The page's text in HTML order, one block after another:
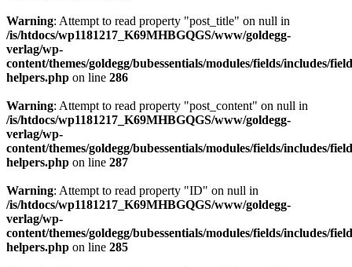
Warning: Attempt to read property "post_title" on null in
/is/htdocs/wp1181217_K69MHBGQGS/www/goldegg-
verlag/wp-
content/themes/goldegg/bubessentials/modules/fields/includes/
helpers.php on line 286
Warning: Attempt to read property "post_content" on null in
/is/htdocs/wp1181217_K69MHBGQGS/www/goldegg-
verlag/wp-
content/themes/goldegg/bubessentials/modules/fields/includes/
helpers.php on line 287
Warning: Attempt to read property "ID" on null in
/is/htdocs/wp1181217_K69MHBGQGS/www/goldegg-
verlag/wp-
content/themes/goldegg/bubessentials/modules/fields/includes/
helpers.php on line 285